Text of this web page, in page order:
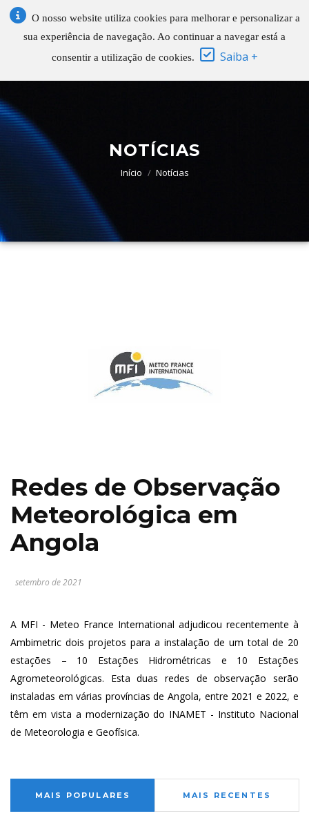
O nosso website utiliza cookies para melhorar e personalizar a
sua experiência de navegação. Ao continuar a navegar está a
consentir a utilização de cookies.
Saiba +
NOTÍCIAS
Início Notícias
Redes de Observação
Meteorológica em
Angola
setembro de 2021
A MFI - Meteo France International adjudicou recentemente à
Ambimetric dois projetos para a instalação de um total de 20
estações – 10 Estações Hidrométricas e 10 Estações
Agrometeorológicas. Esta duas redes de observação serão
instaladas em várias províncias de Angola, entre 2021 e 2022, e
têm em vista a modernização do INAMET - Instituto Nacional
de Meteorologia e Geofísica.
MAIS POPULARES MAIS RECENTES